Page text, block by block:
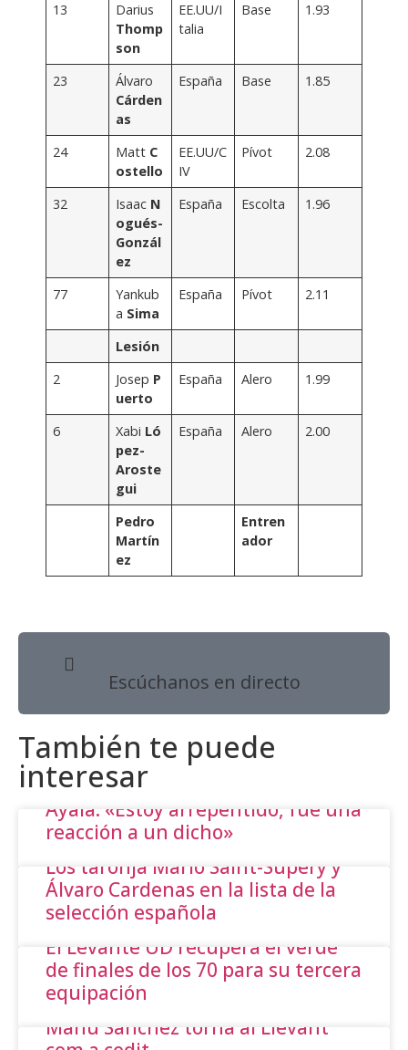
13
Darius
Thomp
son
EE.UU/I
talia
Base 1.93
23
Álvaro
Cárden
as
España Base 1.85
24 Matt C
ostello
EE.UU/C
IV
Pívot 2.08
32 Isaac N
ogués-
Gonzál
ez
España Escolta 1.96
77
Yankub
a Sima
España Pívot 2.11
Lesión
2
Josep P
uerto
España Alero 1.99
6 Xabi Ló
pez-
Aroste
gui
España Alero 2.00
Pedro
Martín
ez
Entren
ador
Escúchanos en directo
También te puede
interesar
Ayala: «Estoy arrepentido, fue una
reacción a un dicho»
Los taronja Mario Saint-Supéry y
Álvaro Cardenas en la lista de la
selección española
El Levante UD recupera el verde
de finales de los 70 para su tercera
equipación
Manu Sánchez torna al Llevant